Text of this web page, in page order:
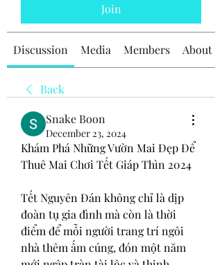
Join
Discussion Media Members About
Back
Snake Boon
December 23, 2024
Khám Phá Những Vườn Mai Đẹp Để
Thuê Mai Chơi Tết Giáp Thìn 2024
Tết Nguyên Đán không chỉ là dịp
đoàn tụ gia đình mà còn là thời
điểm để mỗi người trang trí ngôi
nhà thêm ấm cúng, đón một năm